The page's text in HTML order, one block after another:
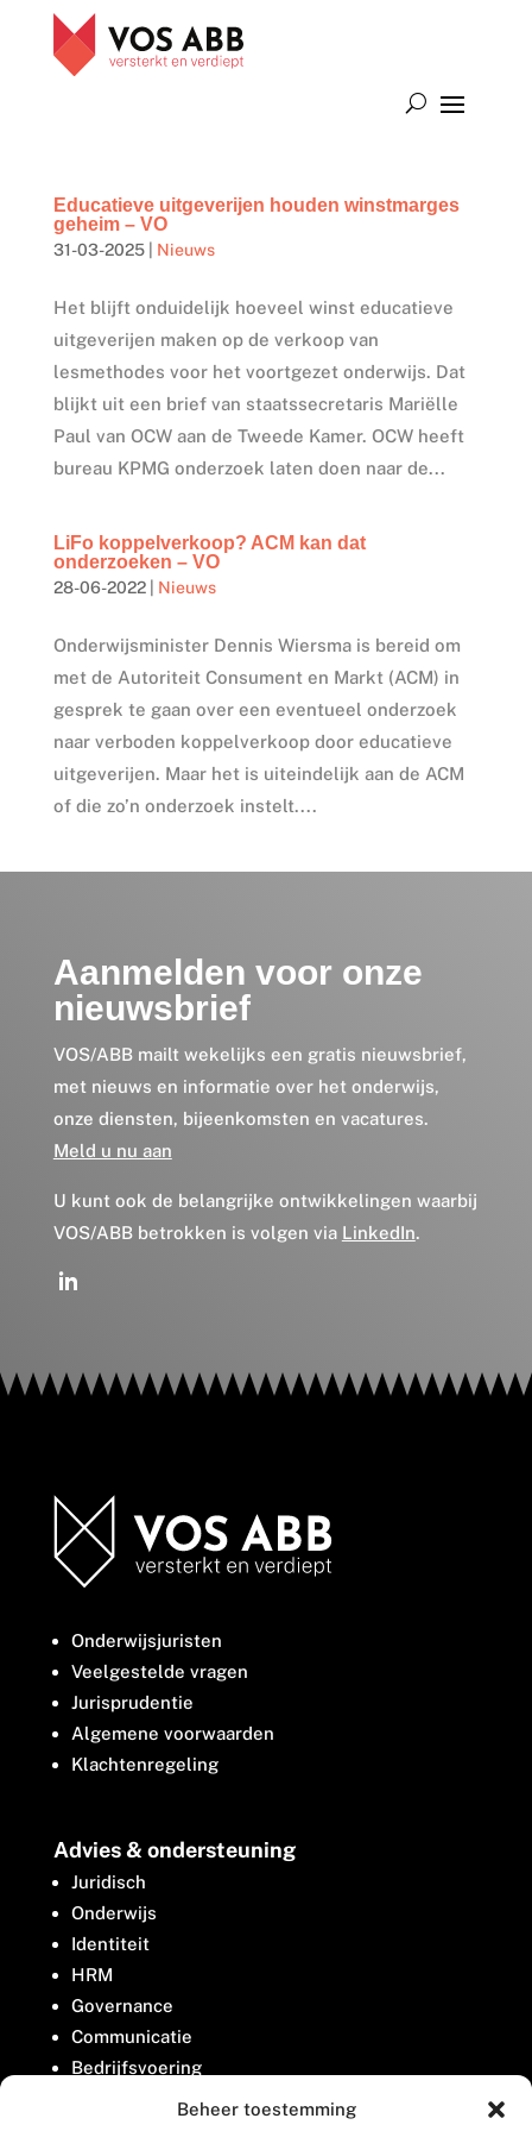
Beheer toestemming
Educatieve uitgeverijen houden winstmarges
geheim – VO
31-03-2025| Nieuws
Het blijft onduidelijk hoeveel winst educatieve
uitgeverijen maken op de verkoop van
lesmethodes voor het voortgezet onderwijs. Dat
blijkt uit een brief van staatssecretaris Mariëlle
Paul van OCW aan de Tweede Kamer. OCW heeft
bureau KPMG onderzoek laten doen naar de...
LiFo koppelverkoop? ACM kan dat
onderzoeken – VO
28-06-2022| Nieuws
Onderwijsminister Dennis Wiersma is bereid om
met de Autoriteit Consument en Markt (ACM) in
gesprek te gaan over een eventueel onderzoek
naar verboden koppelverkoop door educatieve
uitgeverijen. Maar het is uiteindelijk aan de ACM
of die zo’n onderzoek instelt....
Aanmelden voor onze
nieuwsbrief
VOS/ABB mailt wekelijks een gratis nieuwsbrief,
met nieuws en informatie over het onderwijs,
onze diensten, bijeenkomsten en vacatures.
Meld u nu aan
U kunt ook de belangrijke ontwikkelingen waarbij
VOS/ABB betrokken is volgen via LinkedIn.
Onderwijsjuristen
Veelgestelde vragen
Jurisprudentie
Algemene voorwaarden
Klachtenregeling
Advies & ondersteuning
Juridisch
Onderwijs
Identiteit
HRM
Governance
Communicatie
Bedrijfsvoering
Belangenbehartiging